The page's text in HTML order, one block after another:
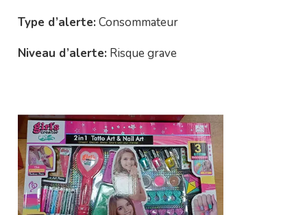
Type d’alerte: Consommateur
Niveau d’alerte: Risque grave